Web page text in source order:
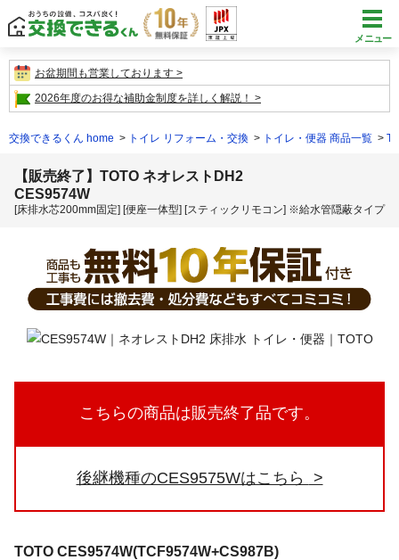
メニュー
お盆期間も営業しております
2026年度のお得な補助金制度を詳しく解説！
交換できるくん home トイレ リフォーム・交換 トイレ・便器 商品一覧
【販売終了】TOTO ネオレストDH2
CES9574W
[床排水芯200mm固定] [便座一体型] [スティックリモコン] ※給水管隠蔽タイプ
こちらの商品は販売終了品です。
後継機種のCES9575Wはこちら
TOTO CES9574W(TCF9574W+CS987B)